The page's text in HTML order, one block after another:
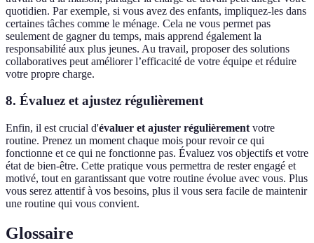
quotidien. Par exemple, si vous avez des enfants, impliquez-les dans
certaines tâches comme le ménage. Cela ne vous permet pas
seulement de gagner du temps, mais apprend également la
responsabilité aux plus jeunes. Au travail, proposer des solutions
collaboratives peut améliorer l’efficacité de votre équipe et réduire
votre propre charge.
8. Évaluez et ajustez régulièrement
Enfin, il est crucial d'évaluer et ajuster régulièrement votre
routine. Prenez un moment chaque mois pour revoir ce qui
fonctionne et ce qui ne fonctionne pas. Évaluez vos objectifs et votre
état de bien-être. Cette pratique vous permettra de rester engagé et
motivé, tout en garantissant que votre routine évolue avec vous. Plus
vous serez attentif à vos besoins, plus il vous sera facile de maintenir
une routine qui vous convient.
Glossaire